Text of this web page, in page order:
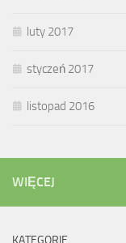
luty 2017
styczeń 2017
listopad 2016
WIĘCEJ
KATEGORIE